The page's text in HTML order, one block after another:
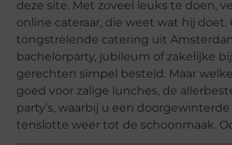
deze site. Met zoveel leuks te doen,
online cateraar, die weet wat hij
tongstrelende catering uit
bachelorparty, jubileum of zakelijke
gerechten simpel besteld. Maar
goed voor zalige lunches, de
party’s, waarbij u een
tenslotte weer tot de schoonmaak.